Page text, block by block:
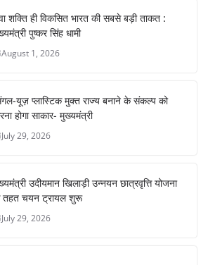
शक्ति ही विकसित भारत की सबसे बड़ी ताकत :
पुष्कर सिंह धामी
August 1, 2026
यूज़ प्लास्टिक मुक्त राज्य बनाने के संकल्प को
होगा साकार- मुख्यमंत्री
July 29, 2026
उदीयमान खिलाड़ी उन्नयन छात्रवृत्ति योजना
चयन ट्रायल शुरू
July 29, 2026